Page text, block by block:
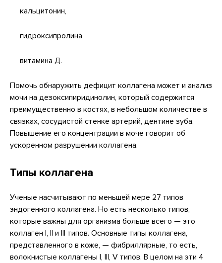
кальцитонин,
гидроксипролина,
витамина Д.
Помочь обнаружить дефицит коллагена может и анализ
мочи на дезоксипиридинолин, который содержится
преимущественно в костях, в небольшом количестве в
связках, сосудистой стенке артерий, дентине зуба.
Повышение его концентрации в моче говорит об
ускоренном разрушении коллагена.
Типы коллагена
Ученые насчитывают по меньшей мере 27 типов
эндогенного коллагена. Но есть несколько типов,
которые важны для организма больше всего — это
коллаген I, II и III типов. Основные типы коллагена,
представленного в коже, — фибриллярные, то есть,
волокнистые коллагены I, III, V типов. В целом на эти 4